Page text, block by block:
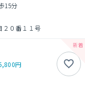
15分
２０番１１号
円